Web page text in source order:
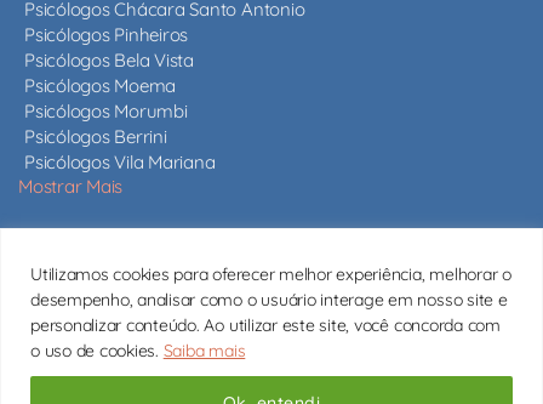
Utilizamos cookies para oferecer melhor experiência, melhorar o
desempenho, analisar como o usuário interage em nosso site e
personalizar conteúdo. Ao utilizar este site, você concorda com
o uso de cookies. Saiba mais
Psicólogos Chácara Santo Antonio
Psicólogos Pinheiros
Psicólogos Bela Vista
Psicólogos Moema
Psicólogos Morumbi
Psicólogos Berrini
Psicólogos Vila Mariana
Mostrar Mais
Mais de 820 psicólogos em São Paulo e em todo o estado,
todos com CRP ativo.
Conheça nossos psicólogos
Copyright © 2026 Psicólogos São Paulo